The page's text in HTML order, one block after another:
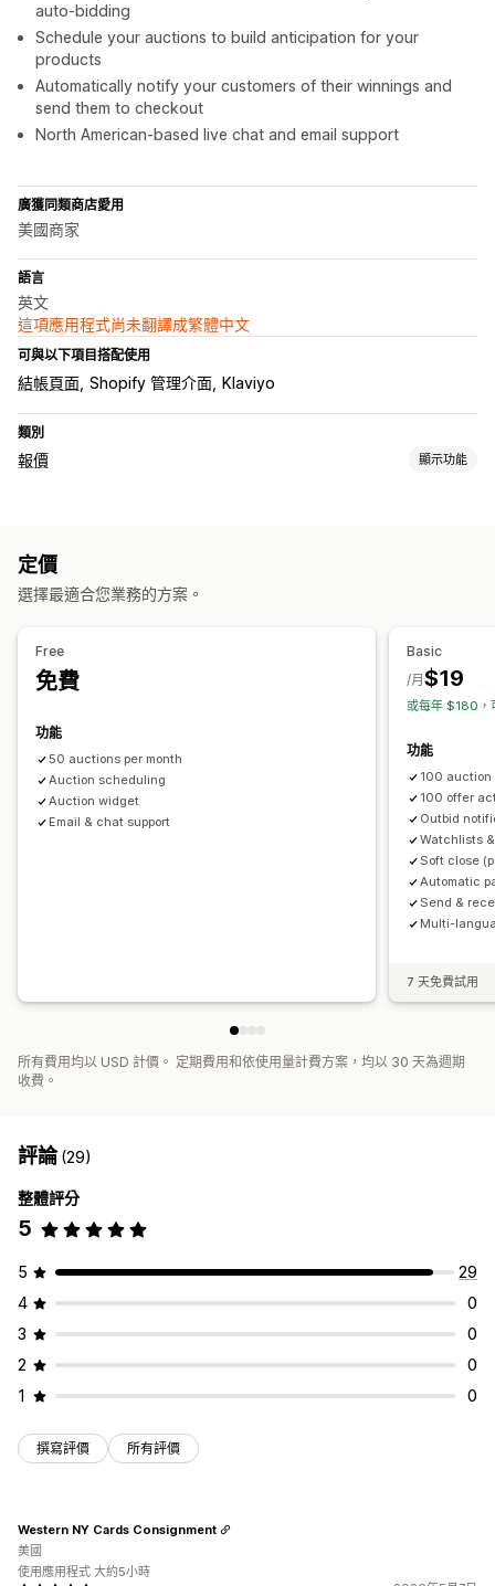
auto-bidding
Schedule your auctions to build anticipation for your
products
Automatically notify your customers of their winnings and
send them to checkout
North American-based live chat and email support
廣獲同類商店愛用
美國商家
語言
英文
這項應用程式尚未翻譯成繁體中文
可與以下項目搭配使用
結帳頁面 Shopify 管理介面 Klaviyo
類別
報價 顯示功能
通知
管理員提醒
電子郵件通知
定價
選擇最適合您業務的方案。
Free
免費
功能
50 auctions per month
Auction scheduling
Auction widget
Email & chat support
Basic
$19
/月
或每年 $180，
功能
100 auction
100 offer
Outbid
Watchlists
Soft close
Automatic
Send &
Multi-
7 天免費試用
所有費用均以 USD 計價。 定期費用和依使用量計費方案，均以 30 天為週期
收費。
評論(29)
整體評分
5
5
29
4
0
3
0
2
0
1
0
撰寫評價 所有評價
Western NY Cards Consignment
美國
使用應用程式 大約5小時